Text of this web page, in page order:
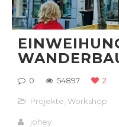
0 54897 2
Projekte ,Workshop
johey